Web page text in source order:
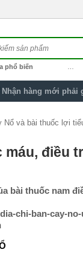
phổ biến
hàng mới phải
Nổ và bài thuốc lợi
điều
bài thuốc nam
chi-ban-cay-